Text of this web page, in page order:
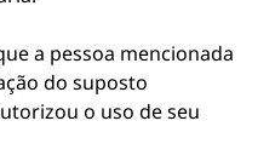
a pessoa mencionada
do suposto
o uso de seu